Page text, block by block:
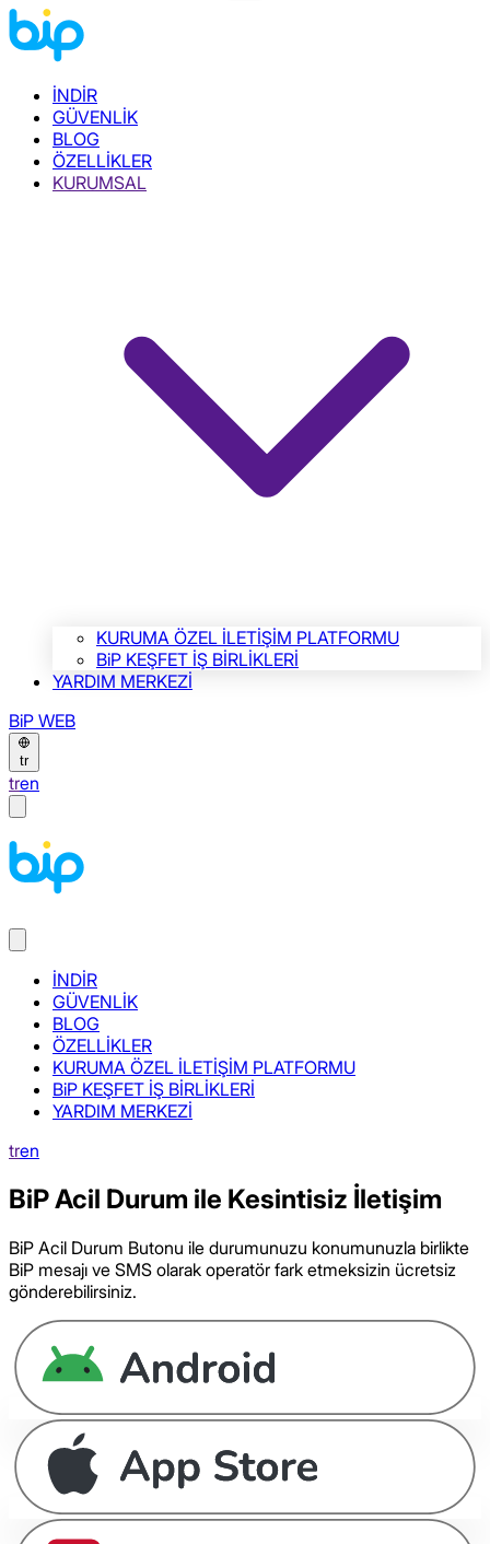
İNDİR
GÜVENLİK
BLOG
ÖZELLİKLER
KURUMSAL
KURUMA ÖZEL İLETİŞİM PLATFORMU
BiP KEŞFET İŞ BİRLİKLERİ
YARDIM MERKEZİ
BiP WEB
tr
tren
İNDİR
GÜVENLİK
BLOG
ÖZELLİKLER
KURUMA ÖZEL İLETİŞİM PLATFORMU
BiP KEŞFET İŞ BİRLİKLERİ
YARDIM MERKEZİ
tren
BiP Acil Durum ile Kesintisiz İletişim
BiP Acil Durum Butonu ile durumunuzu konumunuzla birlikte
BiP mesajı ve SMS olarak operatör fark etmeksizin ücretsiz
gönderebilirsiniz.